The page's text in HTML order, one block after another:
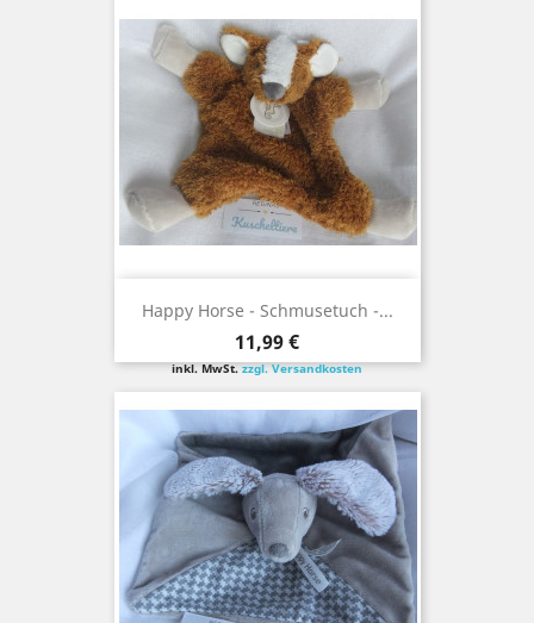
Happy Horse - Schmusetuch -...
Preis
11,99 €
inkl. MwSt.zzgl. Versandkosten